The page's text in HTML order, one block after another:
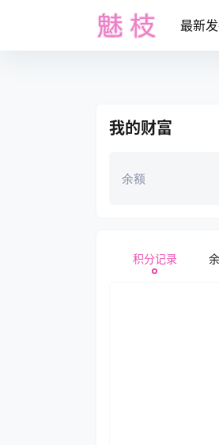
最新
我的财富
余额
积分记录